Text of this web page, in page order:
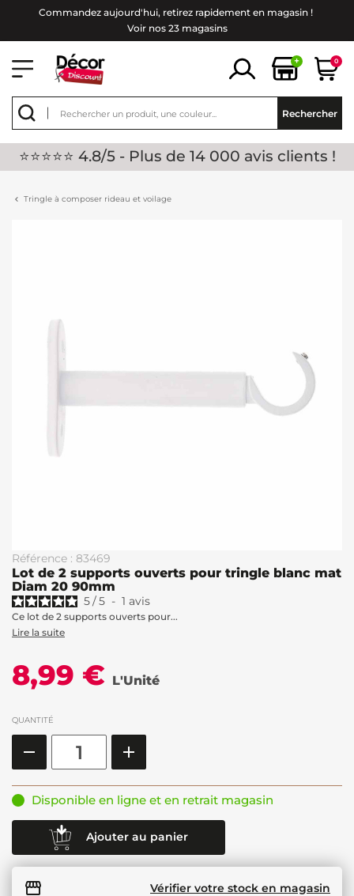
Commandez aujourd'hui, retirez rapidement en magasin !
Voir nos 23 magasins
+ 0
Rechercher
⭐⭐⭐⭐⭐ 4.8/5 - Plus de 14 000 avis clients !
Tringle à composer rideau et voilage
Référence : 83469
Lot de 2 supports ouverts pour tringle blanc mat
Diam 20 90mm
5/5 - 1 avis
Ce lot de 2 supports ouverts pour...
Lire la suite
8,99 € L'Unité
QUANTITÉ
Disponible en ligne et en retrait magasin
Ajouter au panier
Vérifier votre stock en magasin